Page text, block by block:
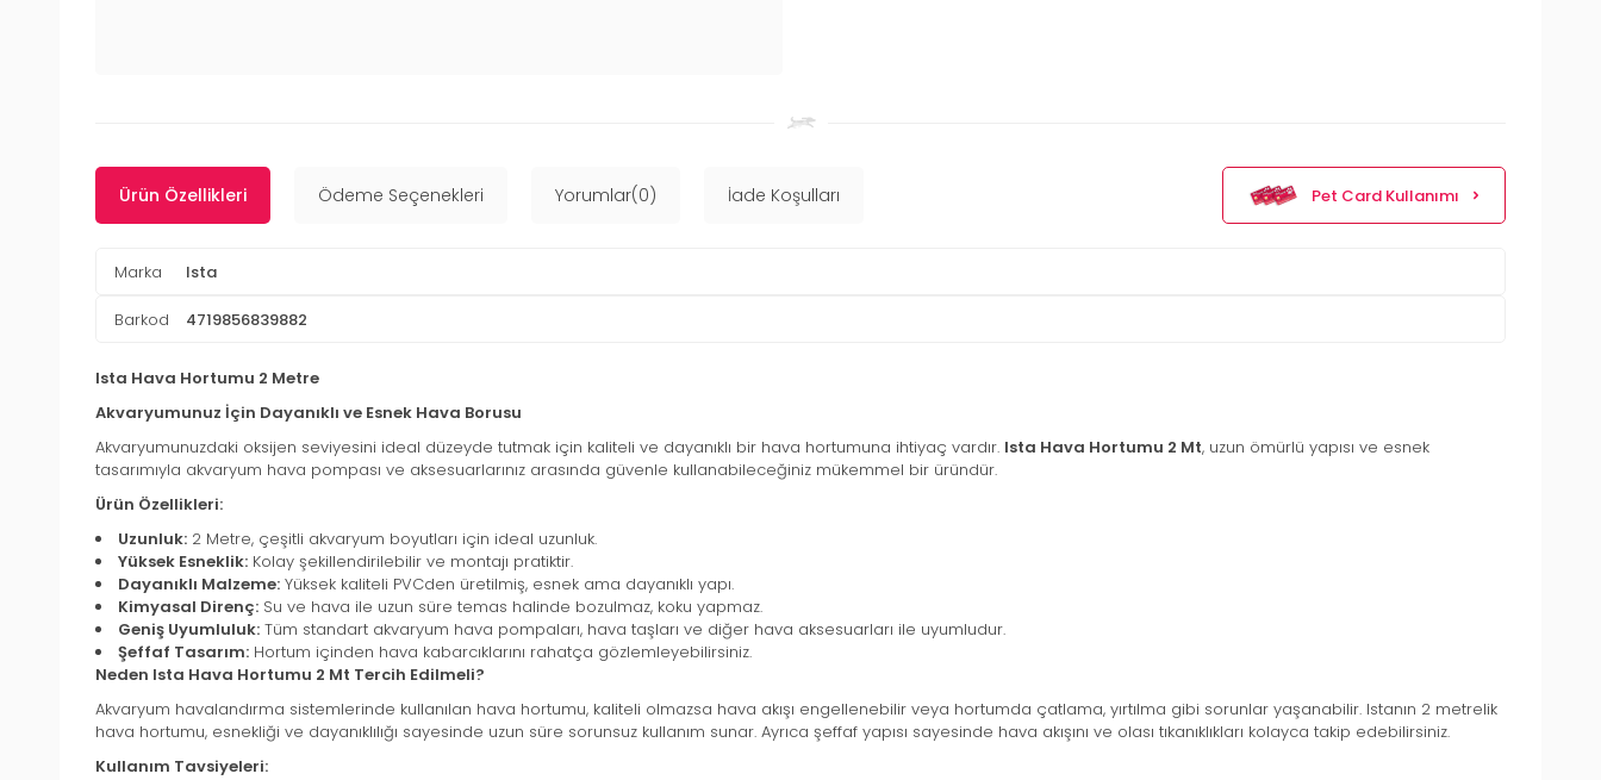
Ürün Özellikleri Ödeme Seçenekleri Yorumlar(0) İade Koşulları Pet Card Kullanımı
Marka Ista
Barkod 4719856839882
Ista Hava Hortumu 2 Metre
Akvaryumunuz İçin Dayanıklı ve Esnek Hava Borusu
Akvaryumunuzdaki oksijen seviyesini ideal düzeyde tutmak için kaliteli ve dayanıklı bir hava hortumuna ihtiyaç vardır. Ista Hava Hortumu 2 Mt, uzun ömürlü yapısı ve esnek
tasarımıyla akvaryum hava pompası ve aksesuarlarınız arasında güvenle kullanabileceğiniz mükemmel bir üründür.
Ürün Özellikleri:
Uzunluk: 2 Metre, çeşitli akvaryum boyutları için ideal uzunluk.
Yüksek Esneklik: Kolay şekillendirilebilir ve montajı pratiktir.
Dayanıklı Malzeme: Yüksek kaliteli PVCden üretilmiş, esnek ama dayanıklı yapı.
Kimyasal Direnç: Su ve hava ile uzun süre temas halinde bozulmaz, koku yapmaz.
Geniş Uyumluluk: Tüm standart akvaryum hava pompaları, hava taşları ve diğer hava aksesuarları ile uyumludur.
Şeffaf Tasarım: Hortum içinden hava kabarcıklarını rahatça gözlemleyebilirsiniz.
Neden Ista Hava Hortumu 2 Mt Tercih Edilmeli?
Akvaryum havalandırma sistemlerinde kullanılan hava hortumu, kaliteli olmazsa hava akışı engellenebilir veya hortumda çatlama, yırtılma gibi sorunlar yaşanabilir. Istanın 2 metrelik
hava hortumu, esnekliği ve dayanıklılığı sayesinde uzun süre sorunsuz kullanım sunar. Ayrıca şeffaf yapısı sayesinde hava akışını ve olası tıkanıklıkları kolayca takip edebilirsiniz.
Kullanım Tavsiyeleri: